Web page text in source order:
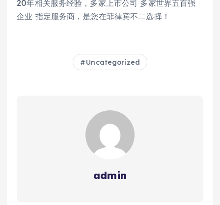
20年相关服务经验，多家上市公司 多家世界五百强
企业 指定服务商，是您在菲律宾不二选择！
Uncategorized
admin